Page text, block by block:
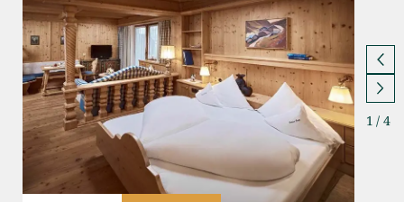
1 / 4